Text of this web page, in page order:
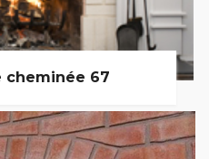
cheminée 67